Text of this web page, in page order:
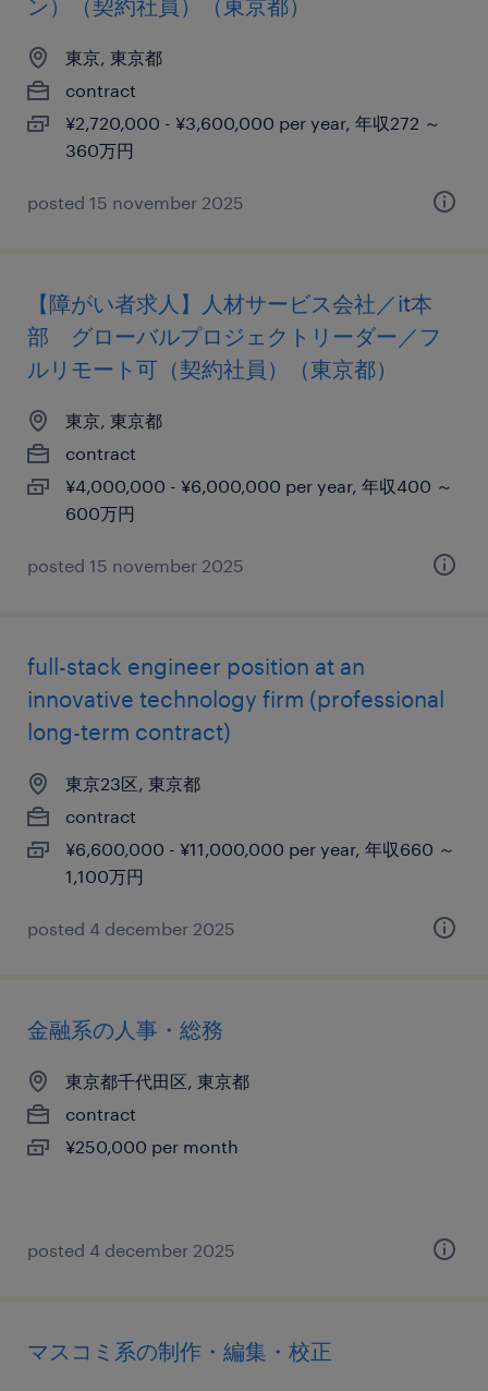
ン）（契約社員）（東京都）
東京, 東京都
contract
¥2,720,000 - ¥3,600,000 per year, 年収272 ～
360万円
posted 15 november 2025
【障がい者求人】人材サービス会社／it本
部 グローバルプロジェクトリーダー／フ
ルリモート可（契約社員）（東京都）
東京, 東京都
contract
¥4,000,000 - ¥6,000,000 per year, 年収400 ～
600万円
posted 15 november 2025
full-stack engineer position at an
innovative technology firm (professional
long-term contract)
東京23区, 東京都
contract
¥6,600,000 - ¥11,000,000 per year, 年収660 ～
1,100万円
posted 4 december 2025
金融系の人事・総務
東京都千代田区, 東京都
contract
¥250,000 per month
posted 4 december 2025
マスコミ系の制作・編集・校正